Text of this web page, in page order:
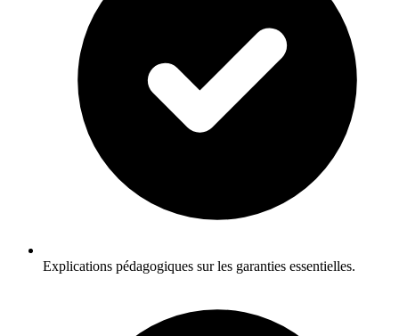
Explications pédagogiques sur les garanties essentielles.